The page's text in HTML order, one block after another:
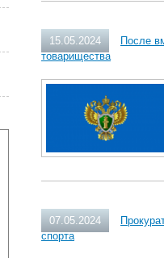
15.05.2024
После
товарищества
07.05.2024
спорта